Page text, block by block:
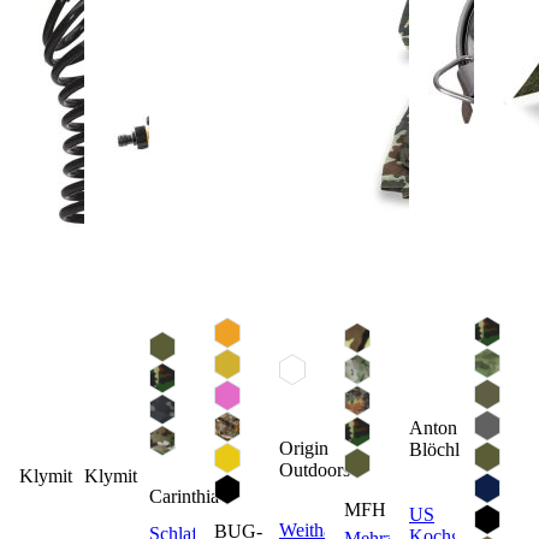
Klymit Klymit
Carinthia
SchlafsackBUG-
Origin
Outdoors
Weithalsflasche
MFH
Anton
Blöchl
US